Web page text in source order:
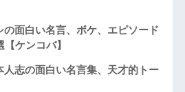
の面白い名言、ボケ、エピソード
ケンコバ】
人志の面白い名言集、天才的トー